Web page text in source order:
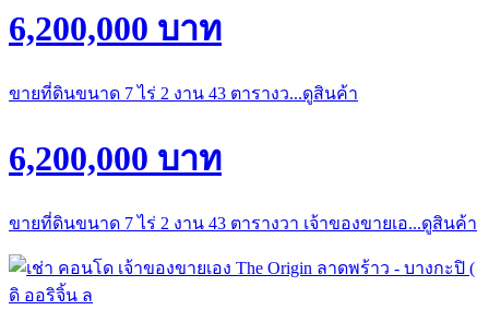
6,200,000 บาท
ขายที่ดินขนาด 7 ไร่ 2 งาน 43 ตารางว...ดูสินค้า
6,200,000 บาท
ขายที่ดินขนาด 7 ไร่ 2 งาน 43 ตารางวา เจ้าของขายเอ...ดูสินค้า